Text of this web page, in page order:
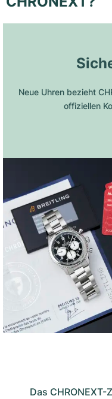
Neue Uhren bezieht
offiziellen
Das